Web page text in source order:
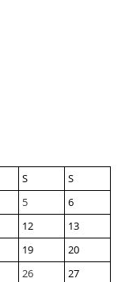
S
S
5
6
12
13
19
20
26
27